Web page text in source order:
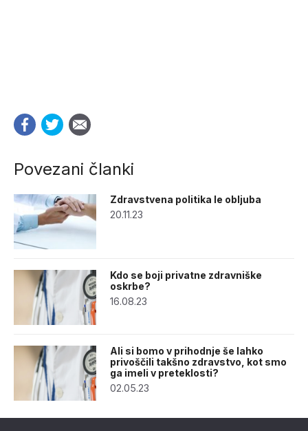
Povezani članki
Zdravstvena politika le obljuba
20.11.23
Kdo se boji privatne zdravniške
oskrbe?
16.08.23
Ali si bomo v prihodnje še lahko
privoščili takšno zdravstvo, kot smo
ga imeli v preteklosti?
02.05.23